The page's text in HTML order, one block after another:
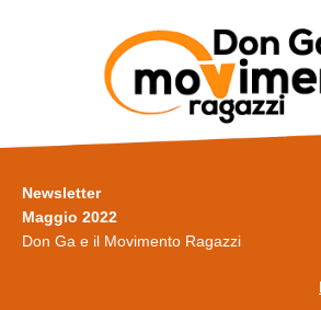
Newsletter
Maggio 2022
Don Ga e il Movimento Ragazzi